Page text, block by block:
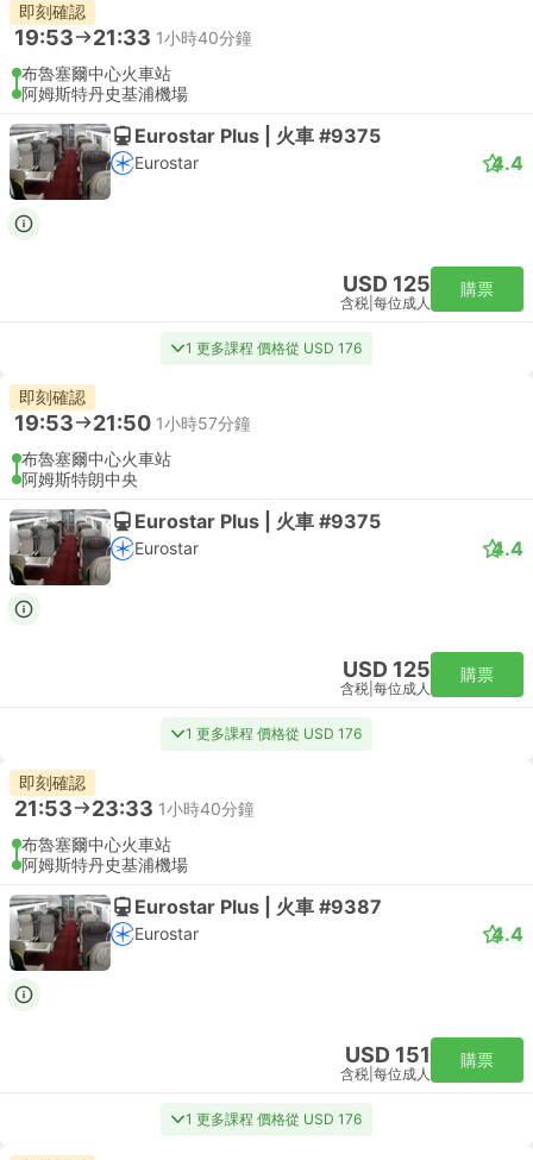
即刻確認
19:53 21:33 1小時40分鐘
布魯塞爾中心火車站
阿姆斯特丹史基浦機場
Eurostar Plus | 火車 #9375
Eurostar 4.4
USD 125
含税 每位成人
購票
1 更多課程 價格從 USD 176
即刻確認
19:53 21:50 1小時57分鐘
布魯塞爾中心火車站
阿姆斯特朗中央
Eurostar Plus | 火車 #9375
Eurostar 4.4
USD 125
含税 每位成人
購票
1 更多課程 價格從 USD 176
即刻確認
21:53 23:33 1小時40分鐘
布魯塞爾中心火車站
阿姆斯特丹史基浦機場
Eurostar Plus | 火車 #9387
Eurostar 4.4
USD 151
含税 每位成人
購票
1 更多課程 價格從 USD 176